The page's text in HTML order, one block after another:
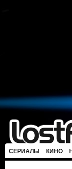
СЕРИАЛЫ КИНО